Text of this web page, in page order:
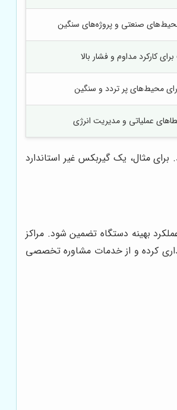
صنعتی و پروژه‌های سنگین
کارکرد مداوم و فشار بالا
محیط‌های پر تردد و سنگین
عملیاتی و مدیریت انرژی
مثال، یک گیربکس غیر استاندارد
بهینه دستگاه تضمین شود. مراکز
کرده و از خدمات مشاوره تخصصی